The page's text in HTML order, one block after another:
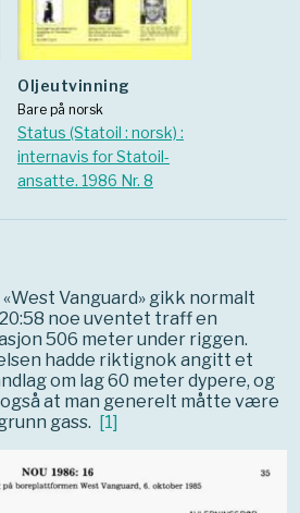
Oljeutvinning
Bare på norsk
Status (Statoil : norsk) :
internavis for Statoil-
ansatte. 1986 Nr. 8
Vanguard» gikk normalt
noe uventet traff en
506 meter under riggen.
hadde riktignok angitt et
om lag 60 meter dypere, og
at man generelt måtte være
gass. [1]